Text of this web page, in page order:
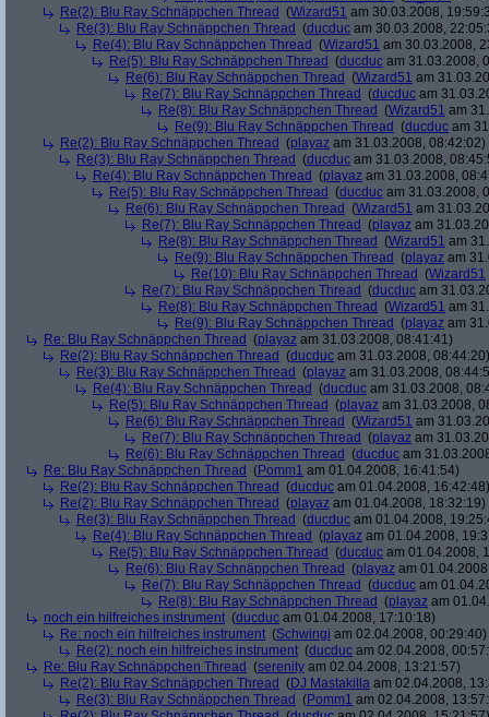
Re(2): Blu Ray Schnäppchen Thread (Wizard51 am 30.03.2008,
Re(3): Blu Ray Schnäppchen Thread (ducduc am 30.03.2008,
Re(4): Blu Ray Schnäppchen Thread (Wizard51 am 30.03.2008,
Re(5): Blu Ray Schnäppchen Thread (ducduc am 31.03.2008,
Re(6): Blu Ray Schnäppchen Thread (Wizard51 am
Re(7): Blu Ray Schnäppchen Thread (ducduc am
Re(8): Blu Ray Schnäppchen Thread (Wizard51 am
Re(9): Blu Ray Schnäppchen Thread (ducduc am
Re(2): Blu Ray Schnäppchen Thread (playaz am 31.03.2008, 08:42:02)
Re(3): Blu Ray Schnäppchen Thread (ducduc am 31.03.2008,
Re(4): Blu Ray Schnäppchen Thread (playaz am 31.03.2008,
Re(5): Blu Ray Schnäppchen Thread (ducduc am 31.03.2008,
Re(6): Blu Ray Schnäppchen Thread (Wizard51 am
Re(7): Blu Ray Schnäppchen Thread (playaz am
Re(8): Blu Ray Schnäppchen Thread (Wizard51 am
Re(9): Blu Ray Schnäppchen Thread (playaz am
Re(10): Blu Ray Schnäppchen Thread (Wizard51
Re(7): Blu Ray Schnäppchen Thread (ducduc am
Re(8): Blu Ray Schnäppchen Thread (Wizard51 am
Re(9): Blu Ray Schnäppchen Thread (playaz am
Re: Blu Ray Schnäppchen Thread (playaz am 31.03.2008, 08:41:41)
Re(2): Blu Ray Schnäppchen Thread (ducduc am 31.03.2008, 08:44:20)
Re(3): Blu Ray Schnäppchen Thread (playaz am 31.03.2008,
Re(4): Blu Ray Schnäppchen Thread (ducduc am 31.03.2008,
Re(5): Blu Ray Schnäppchen Thread (playaz am 31.03.2008,
Re(6): Blu Ray Schnäppchen Thread (Wizard51 am
Re(7): Blu Ray Schnäppchen Thread (playaz am
Re(6): Blu Ray Schnäppchen Thread (ducduc am
Re: Blu Ray Schnäppchen Thread (Pomm1 am 01.04.2008, 16:41:54)
Re(2): Blu Ray Schnäppchen Thread (ducduc am 01.04.2008, 16:42:48)
Re(2): Blu Ray Schnäppchen Thread (playaz am 01.04.2008, 18:32:19)
Re(3): Blu Ray Schnäppchen Thread (ducduc am 01.04.2008,
Re(4): Blu Ray Schnäppchen Thread (playaz am 01.04.2008,
Re(5): Blu Ray Schnäppchen Thread (ducduc am 01.04.2008,
Re(6): Blu Ray Schnäppchen Thread (playaz am
Re(7): Blu Ray Schnäppchen Thread (ducduc am
Re(8): Blu Ray Schnäppchen Thread (playaz am
noch ein hilfreiches instrument (ducduc am 01.04.2008, 17:10:18)
Re: noch ein hilfreiches instrument (Schwingi am 02.04.2008, 00:29:40)
Re(2): noch ein hilfreiches instrument (ducduc am 02.04.2008,
Re: Blu Ray Schnäppchen Thread (serenity am 02.04.2008, 13:21:57)
Re(2): Blu Ray Schnäppchen Thread (DJ Mastakilla am 02.04.2008,
Re(3): Blu Ray Schnäppchen Thread (Pomm1 am 02.04.2008,